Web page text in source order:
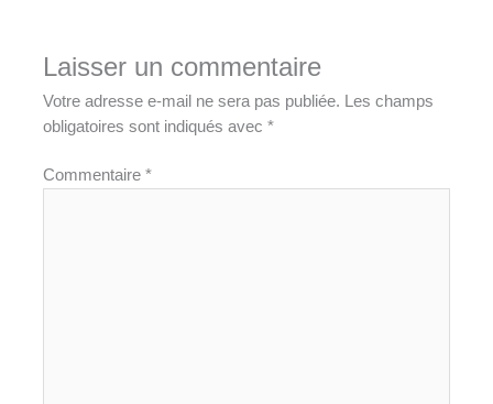
Laisser un commentaire
Votre adresse e-mail ne sera pas publiée. Les champs
obligatoires sont indiqués avec*
Commentaire*